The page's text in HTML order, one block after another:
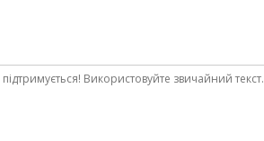
Використовуйте звичайний текст.